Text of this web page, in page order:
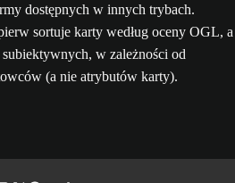
dostępnych w innych trybach.
sortuje karty według oceny OGL, a
w zależności od
(a nie atrybutów karty).